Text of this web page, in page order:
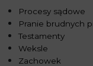
Procesy sądowe
Pranie brudnych
Testamenty
Weksle
Zachowek